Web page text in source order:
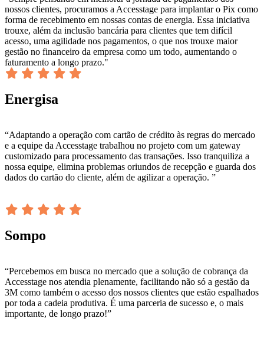
nossos clientes, procuramos a Accesstage para implantar o Pix como
forma de recebimento em nossas contas de energia. Essa iniciativa
trouxe, além da inclusão bancária para clientes que tem difícil
acesso, uma agilidade nos pagamentos, o que nos trouxe maior
gestão no financeiro da empresa como um todo, aumentando o
faturamento a longo prazo."
Energisa
“Adaptando a operação com cartão de crédito às regras do mercado
e a equipe da Accesstage trabalhou no projeto com um gateway
customizado para processamento das transações. Isso tranquiliza a
nossa equipe, elimina problemas oriundos de recepção e guarda dos
dados do cartão do cliente, além de agilizar a operação. ”
Sompo
“Percebemos em busca no mercado que a solução de cobrança da
Accesstage nos atendia plenamente, facilitando não só a gestão da
3M como também o acesso dos nossos clientes que estão espalhados
por toda a cadeia produtiva. É uma parceria de sucesso e, o mais
importante, de longo prazo!”